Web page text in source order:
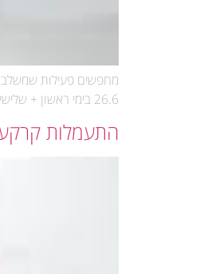
26.6 בימי ראשון + שלישי בין השעות 15:30-16:30 עלות החוג: 1,600 ש"ח לשנה לא כולל ביגוד עלות ביגוד: 150 ש"ח
התעמלות